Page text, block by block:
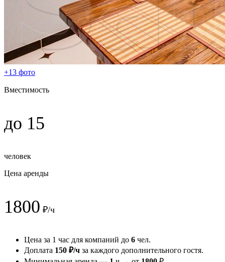
+13 фото
Вместимость
до 15
человек
Цена аренды
1800 ₽/ч
Цена за 1 час для компаний до 6 чел.
Доплата 150 ₽/ч за каждого дополнительного гостя.